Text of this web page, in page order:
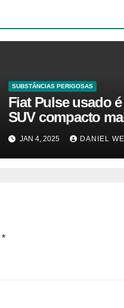
SUBSTÂNCIAS PERIGOSAS
Fiat Pulse usado é
SUV compacto
barato que Argo
zero quilômetro
JAN 4, 2025 DANIEL
*